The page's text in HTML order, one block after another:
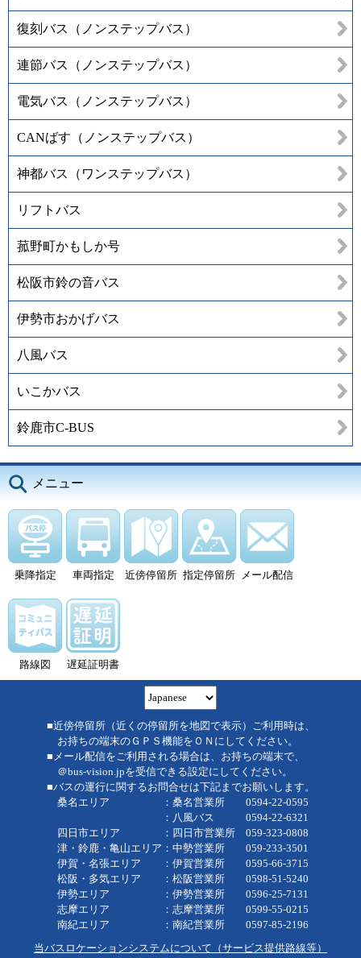
復刻バス（ノンステップバス）
連節バス（ノンステップバス）
電気バス（ノンステップバス）
CANばす（ノンステップバス）
神都バス（ワンステップバス）
リフトバス
菰野町かもしか号
松阪市鈴の音バス
伊勢市おかげバス
八風バス
いこかバス
鈴鹿市C-BUS
メニュー
乗降指定 車両指定 近傍停留所 指定停留所 メール配信
路線図 遅延証明書
■近傍停留所（近くの停留所を地図で表示）ご利用時は、
お持ちの端末のＧＰＳ機能をＯＮにしてください。
■メール配信をご利用される場合は、お持ちの端末で、
＠bus-vision.jpを受信できる設定にしてください。
■バスの運行に関するお問合せは下記までお願いします。
桑名エリア ：桑名営業所 0594-22-0595
：八風バス 0594-22-6321
四日市エリア ：四日市営業所 059-323-0808
津・鈴鹿・亀山エリア：中勢営業所 059-233-3501
伊賀・名張エリア ：伊賀営業所 0595-66-3715
松阪・多気エリア ：松阪営業所 0598-51-5240
伊勢エリア ：伊勢営業所 0596-25-7131
志摩エリア ：志摩営業所 0599-55-0215
南紀エリア ：南紀営業所 0597-85-2196
当バスロケーションシステムについて（サービス提供路線等）